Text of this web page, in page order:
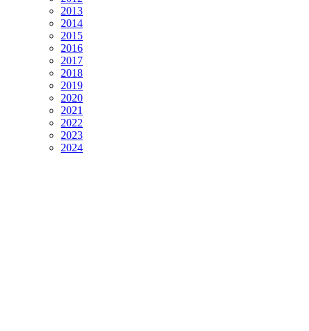
2013
2014
2015
2016
2017
2018
2019
2020
2021
2022
2023
2024